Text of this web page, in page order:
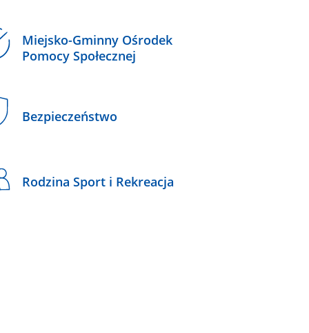
Miejsko-Gminny Ośrodek
Pomocy Społecznej
Bezpieczeństwo
Rodzina Sport i Rekreacja